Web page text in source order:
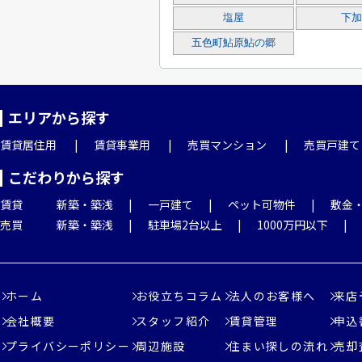
塩屋 下
五色町鮎原鮎の郷
エリアから探す
賃貸居住用 賃貸事業用 売買マンション 売買戸建て
こだわりから探す
賃貸 新築・築浅 一戸建て ペット可物件
敷金
売買
新築・築浅 駐車場2台以上 1000万円以下
ホーム
会社概要
プライバシーポリシー
お役立ちコラム
スタッフ紹介
周辺施設
法人のお客様へ
賃貸管理
住まい探しの流れ
来店
申込
売却